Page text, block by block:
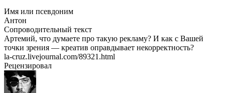
Имя или псевдоним
Антон
Сопроводительный текст
Артемий, что думаете про такую рекламу? И как с Вашей
точки зрения — креатив оправдывает некорректность?
la-cruz.livejournal.com/89321.html
Рецензировал